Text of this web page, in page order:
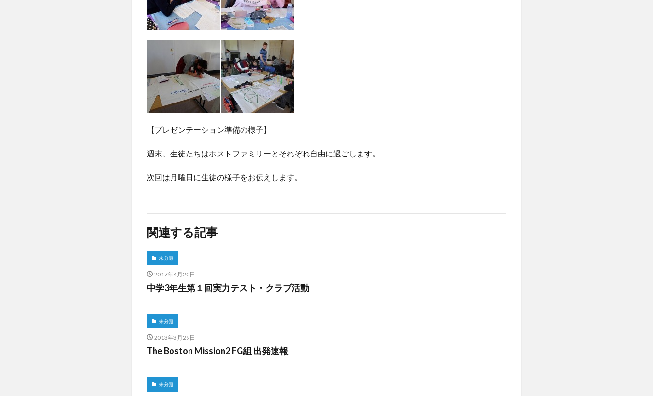
【プレゼンテーション準備の様子】
週末、生徒たちはホストファミリーとそれぞれ自由に過ごします。
次回は月曜日に生徒の様子をお伝えします。
関連する記事
未分類
2017年4月20日
中学3年生第１回実力テスト・クラブ活動
未分類
2013年3月29日
The Boston Mission2 FG組 出発速報
未分類